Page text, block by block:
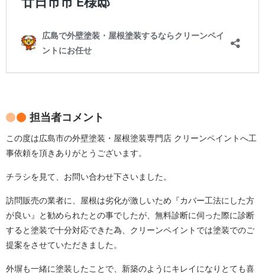
担当者コメント
この度は広島市の外壁塗装・屋根塗装専門店 クリーンペイントへ工
事依頼を頂きありがとうございます。
チラシを見て、お問い合わせ下さいました。
訪問販売の業者に、屋根は劣化が激しいため『カバー工法にした方
が良い』と勧められたとの事でしたが、無料診断に伺った際に診断
すると塗装で十分対応できた為、クリーンペイントでは塗装でのご
提案をさせていただきました。
外塀も一緒に塗装したことで、新築のようにキレイになりとても喜